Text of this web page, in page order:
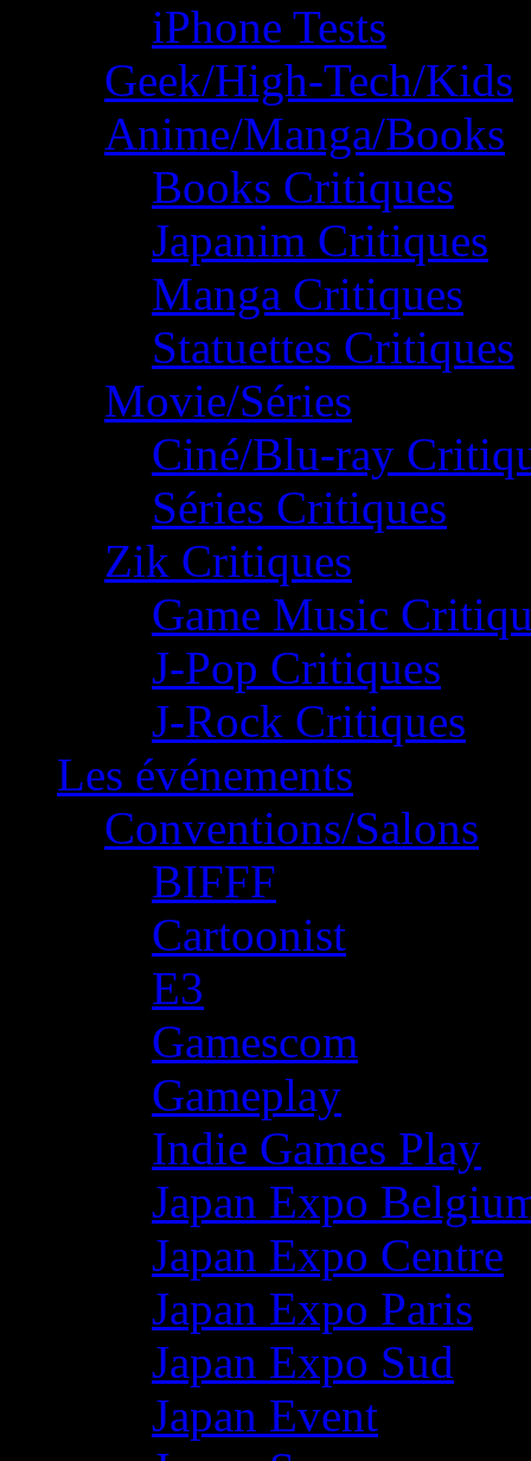
iPhone Tests
Geek/High-Tech/Kids
Anime/Manga/Books
Books Critiques
Japanim Critiques
Manga Critiques
Statuettes Critiques
Movie/Séries
Ciné/Blu-ray
Séries Critiques
Zik Critiques
Game Music
J-Pop Critiques
J-Rock Critiques
Les événements
Conventions/Salons
BIFFF
Cartoonist
E3
Gamescom
Gameplay
Indie Games Play
Japan Expo
Japan Expo Centre
Japan Expo Paris
Japan Expo Sud
Japan Event